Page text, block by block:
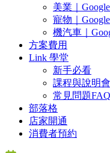
美業｜
寵物｜
機汽車｜
方案費用
Link 學堂
新手必看
課程與說明會
常見問題FAQ
部落格
店家開通
消費者預約